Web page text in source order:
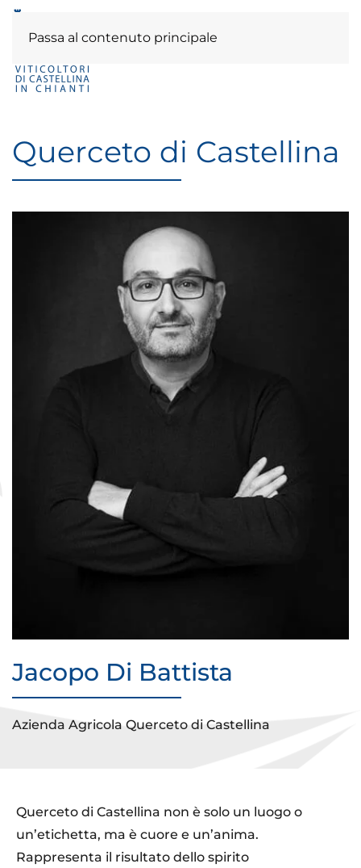
Passa al contenuto principale
Querceto di Castellina
Jacopo Di Battista
Azienda Agricola Querceto di Castellina
Querceto di Castellina non è solo un luogo o
un’etichetta, ma è cuore e un’anima.
Rappresenta il risultato dello spirito